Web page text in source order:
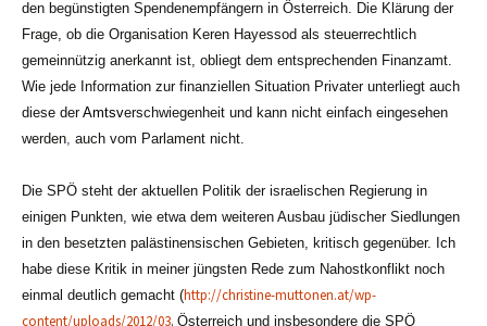
den begünstigten Spendenempfängern in Österreich. Die Klärung der
Frage, ob die Organisation Keren Hayessod als steuerrechtlich
gemeinnützig anerkannt ist, obliegt dem entsprechenden Finanzamt.
Wie jede Information zur finanziellen Situation Privater unterliegt auch
diese derAmtsverschwiegenheit und kann nicht einfach eingesehen
werden, auch vom Parlament nicht.
Die SPÖ steht der aktuellen Politik der israelischen Regierung in
einigen Punkten, wie etwa dem weiteren Ausbau jüdischer Siedlungen
in den besetzten palästinensischen Gebieten, kritisch gegenüber. Ich
habe diese Kritik in meiner jüngsten Rede zum Nahostkonflikt noch
einmal deutlich gemacht (http://christine-muttonen.at/wp-
content/uploads/2012/03. Österreich und insbesondere die SPÖ